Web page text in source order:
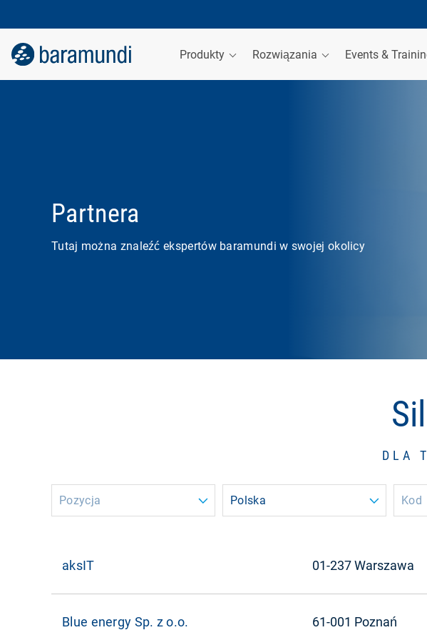
Produkty Rozwiązania Events &
Partnera
Tutaj można znaleźć ekspertów baramundi w swojej okolicy
DLA
Pozycja Polska Kod
aksIT 01-237 Warszawa
Blue energy Sp. z o.o. 61-001 Poznań